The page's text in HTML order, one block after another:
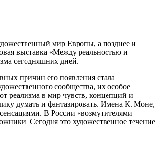
мир Европы, а позднее и
выставка «Между реальностью и
сегодняшних дней.
причин его появления стала
сообщества, их особое
реализма в мир чувств, концепций и
думать и фантазировать. Имена К. Моне,
В России «возмутителями
Сегодня это художественное течение